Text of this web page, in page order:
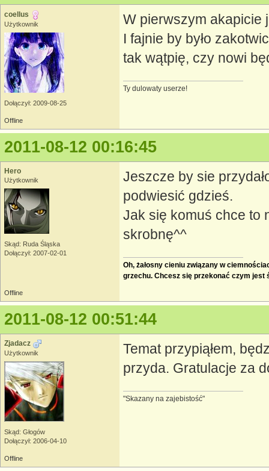
coellus
Użytkownik
Dołączył: 2009-08-25
W pierwszym akapicie
I fajnie by było
tak wątpię, czy nowi
Ty dulowaty userze!
Offline
2011-08-12 00:16:45
Hero
Użytkownik
Skąd: Ruda Śląska
Dołączył: 2007-02-01
Jeszcze by sie
podwiesić gdzieś.
Jak się komuś chce to
skrobnę^^
Oh, żałosny cieniu związany w
grzechu. Chcesz się przekonać czym jest
Offline
2011-08-12 00:51:44
Zjadacz
Użytkownik
Skąd: Głogów
Dołączył: 2006-04-10
Temat przypiąłem,
przyda. Gratulacje za
"Skazany na zajebistość"
Offline